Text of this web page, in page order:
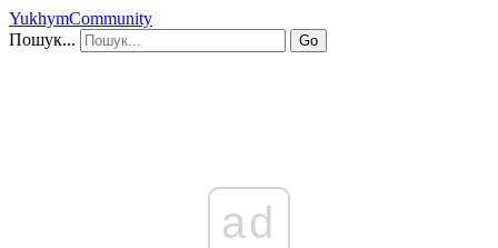
YukhymCommunity
Пошук...
Go
ad